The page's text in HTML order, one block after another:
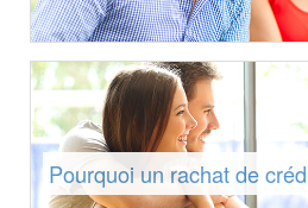
Pourquoi un rachat de